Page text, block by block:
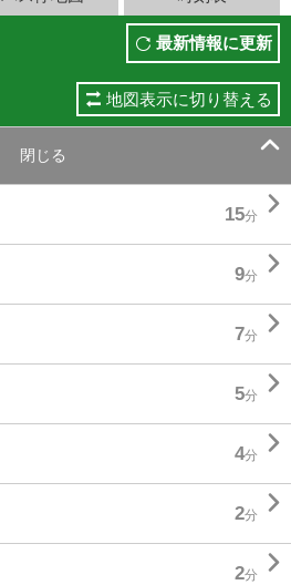
最新情報に更新
地図表示に切り替える
閉じる 
15分 
9分 
7分 
5分 
4分 
2分 
2分 